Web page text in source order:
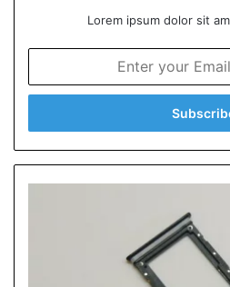
Lorem ipsum dolor sit
t
r
y